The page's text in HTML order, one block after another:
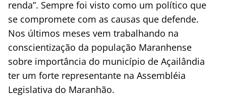
renda”. Sempre foi visto como um político que
se compromete com as causas que defende.
Nos últimos meses vem trabalhando na
conscientização da população Maranhense
sobre importância do município de Açailândia
ter um forte representante na Assembléia
Legislativa do Maranhão.